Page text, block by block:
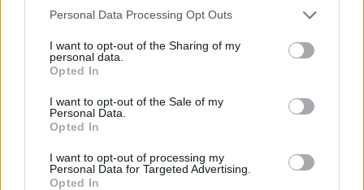
Please note that this website/app uses one or more Google
not limited to your visit or usage behaviour. You may click to
grant or deny consent to Google and its third-party tags to
use your data for below specified purposes in below Google
consent section.
Personal Data Processing Opt Outs
I want to opt-out of the Sharing of my
personal data.
Opted In
I want to opt-out of the Sale of my
Personal Data.
Opted In
I want to opt-out of processing my
Personal Data for Targeted Advertising.
Opted In